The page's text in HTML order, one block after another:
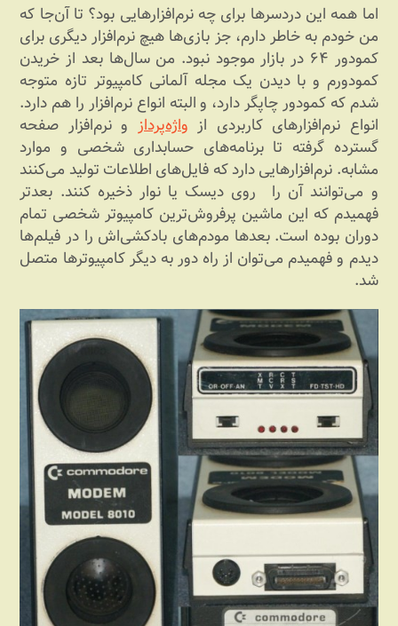
اما همه این دردسرها برای چه نرم‌افزارهایی بود؟ تا آن‌جا که
من خودم به خاطر دارم، جز بازی‌ها هیچ نرم‌افزار دیگری برای
کمودور ۶۴ در بازار موجود نبود. من سال‌ها بعد از خریدن
کمودورم و با دیدن یک مجله آلمانی کامپیوتر تازه متوجه
شدم که کمودور چاپگر دارد، و البته انواع نرم‌افزار را هم دارد.
انواع نرم‌افزارهای کاربردی از واژه‌پرداز و نرم‌افزار صفحه
گسترده گرفته تا برنامه‌های حسابداری شخصی و موارد
مشابه. نرم‌افزارهایی دارد که فایل‌های اطلاعات تولید می‌کنند
و می‌توانند آن را روی دیسک یا نوار ذخیره کنند. بعدتر
فهمیدم که این ماشین پرفروش‌ترین کامپیوتر شخصی تمام
دوران بوده است. بعدها مودم‌های بادکشی‌اش را در فیلم‌ها
دیدم و فهمیدم می‌توان از راه دور به دیگر کامپیوترها متصل
شد.